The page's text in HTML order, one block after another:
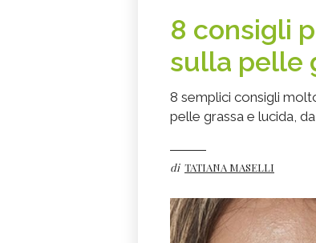
8 consigli
sulla pelle
8 semplici consigli
pelle grassa e lucida,
di TATIANA MASELLI